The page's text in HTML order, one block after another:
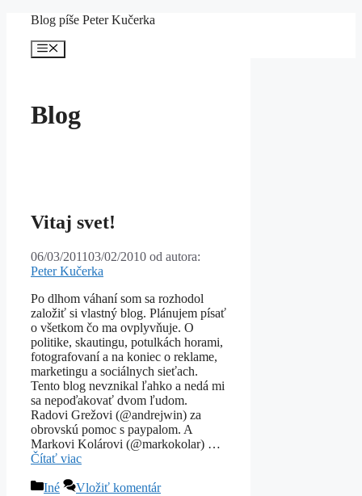
Preskočiť
Blog píše Peter Kučerka
Menu
Blog
Vitaj svet!
06/03/201103/02/2010 od autora:
Peter Kučerka
Po dlhom váhaní som sa rozhodol
založiť si vlastný blog. Plánujem písať
o všetkom čo ma ovplyvňuje. O
politike, skautingu, potulkách horami,
fotografovaní a na koniec o reklame,
marketingu a sociálnych sieťach.
Tento blog nevznikal ľahko a nedá mi
sa nepoďakovať dvom ľudom.
Radovi Grežovi (@andrejwin) za
obrovskú pomoc s paypalom. A
Markovi Kolárovi (@markokolar) …
Čítať viac
Kategórie
Iné Vložiť komentár